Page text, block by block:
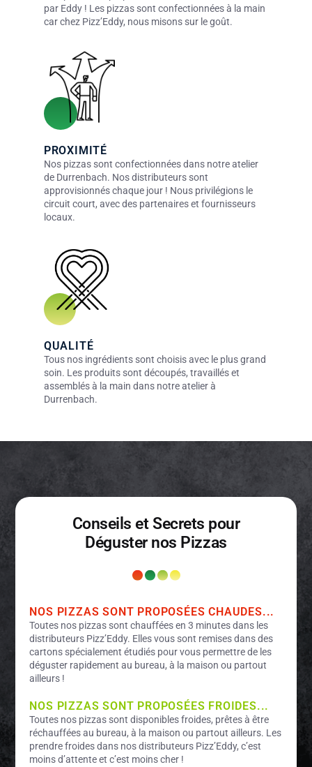
par Eddy ! Les pizzas sont confectionnées à la main
car chez Pizz’Eddy, nous misons sur le goût.
PROXIMITÉ
Nos pizzas sont confectionnées dans notre atelier
de Durrenbach. Nos distributeurs sont
approvisionnés chaque jour ! Nous privilégions le
circuit court, avec des partenaires et fournisseurs
locaux.
QUALITÉ
Tous nos ingrédients sont choisis avec le plus grand
soin. Les produits sont découpés, travaillés et
assemblés à la main dans notre atelier à
Durrenbach.
Conseils et Secrets pour
Déguster nos Pizzas
NOS PIZZAS SONT PROPOSÉES CHAUDES...
Toutes nos pizzas sont chauffées en 3 minutes dans les
distributeurs Pizz’Eddy. Elles vous sont remises dans des
cartons spécialement étudiés pour vous permettre de les
déguster rapidement au bureau, à la maison ou partout
ailleurs !
NOS PIZZAS SONT PROPOSÉES FROIDES...
Toutes nos pizzas sont disponibles froides, prêtes à être
réchauffées au bureau, à la maison ou partout ailleurs. Les
prendre froides dans nos distributeurs Pizz’Eddy, c’est
moins d’attente et c’est moins cher !